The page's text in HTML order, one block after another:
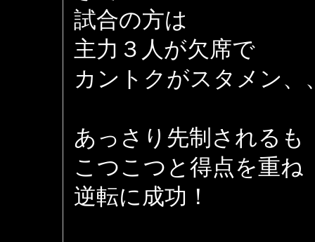
試合の方は
主力３人が欠席で
カントクがスタメン、
あっさり先制されるも
こつこつと得点を重ね
逆転に成功！